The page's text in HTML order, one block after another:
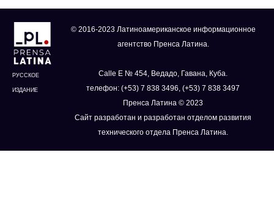
РУССКОЕ
ИЗДАНИЕ
© 2016-2023 Латиноамериканское информационное
агентство Пренса Латина.
Calle E № 454, Ведадо, Гавана, Куба.
телефон: (+53) 7 838 3496, (+53) 7 838 3497
Пренса Латина © 2023
Сайт разработан и разработан отделом развития
технического отдела Пренса Латина.